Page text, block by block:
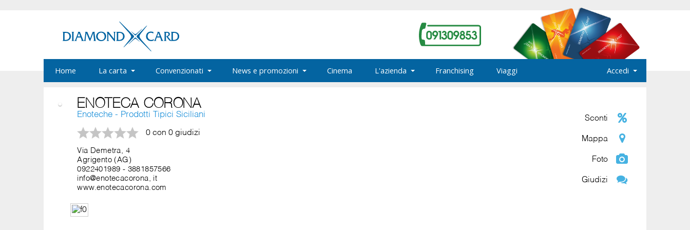
Home La carta Convenzionati News e promozioni Cinema L'azienda Franchising Viaggi Accedi
ENOTECA CORONA
Enoteche - Prodotti Tipici Siciliani
0 con 0 giudizi
Via Demetra, 4
Agrigento (AG)
0922401989 - 3881857566
info@enotecacorona, it
www.enotecacorona.com
Sconti
Mappa
Foto
Giudizi